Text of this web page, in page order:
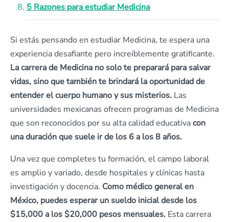
5 Razones para estudiar Medicina
Si estás pensando en estudiar Medicina, te espera una
experiencia desafiante pero increíblemente gratificante.
La carrera de Medicina no solo te preparará para salvar
vidas, sino que también te brindará la oportunidad de
entender el cuerpo humano y sus misterios. Las
universidades mexicanas ofrecen programas de Medicina
que son reconocidos por su alta calidad educativacon
una duración que suele ir de los 6 a los 8 años.
Una vez que completes tu formación, el campo laboral
es amplio y variado, desde hospitales y clínicas hasta
investigación y docencia. Como médico general en
México, puedes esperar un sueldo inicial desde los
$15,000 a los $20,000 pesos mensuales. Esta carrera